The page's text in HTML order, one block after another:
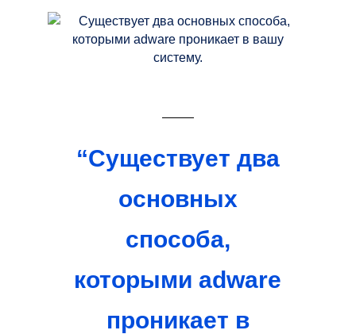
“Существует два
основных
способа,
которыми adware
проникает в